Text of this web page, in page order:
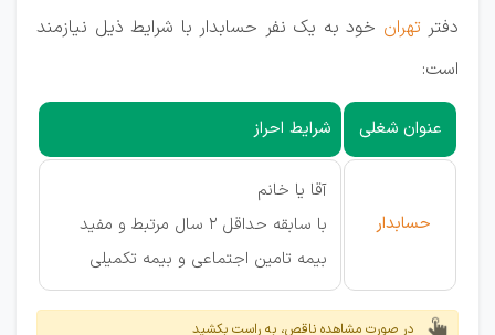
دفتر تهران خود به یک نفر حسابدار با شرایط ذیل نیازمند
است:
عنوان شغلی شرایط احراز
حسابدار
آقا یا خانم
با سابقه حداقل 2 سال مرتبط و مفید
بیمه تامین اجتماعی و بیمه تکمیلی
در صورت مشاهده ناقص، به راست بکشید